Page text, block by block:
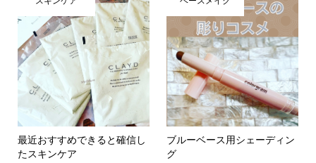
最近おすすめできると確信し
たスキンケア
ブルーベース用シェーディン
グ